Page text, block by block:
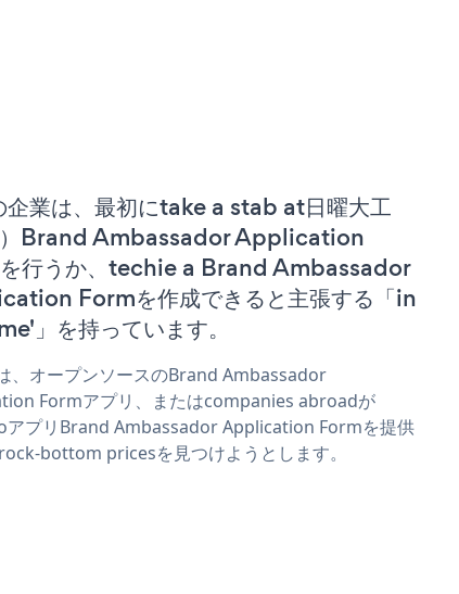
企業は、最初にtake a stab at日曜大工
）Brand Ambassador Application
行うか、techie a Brand Ambassador
Formを作成できると主張する「in
」を持っています。
、オープンソースのBrand Ambassador
Formアプリ、またはcompanies abroadが
アプリBrand Ambassador Application Formを提供
bottom pricesを見つけようとします。